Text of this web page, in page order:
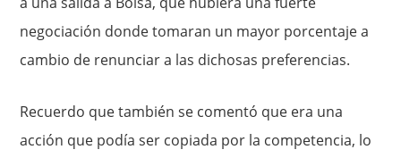
negociación donde tomaran un mayor porcentaje a
cambio de renunciar a las dichosas preferencias.
Recuerdo que también se comentó que era una
acción que podía ser copiada por la competencia, lo